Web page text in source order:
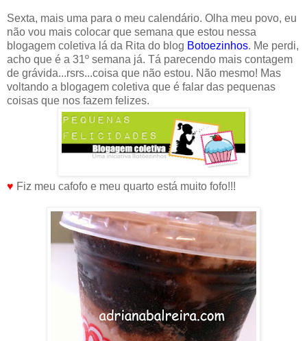
Sexta, mais uma para o meu calendário. Olha meu povo, eu
não vou mais colocar que semana que estou nessa
blogagem coletiva lá da Rita do blog Botoezinhos. Me perdi,
acho que é a 31º semana já. Tá parecendo mais contagem
de grávida...rsrs...coisa que não estou. Não mesmo! Mas
voltando a blogagem coletiva que é falar das pequenas
coisas que nos fazem felizes.
♥ Fiz meu cafofo e meu quarto está muito fofo!!!